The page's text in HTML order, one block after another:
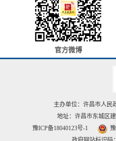
官方微博
主办单位：许昌市人民
地址：许昌市东城区
豫ICP备18040123号-1